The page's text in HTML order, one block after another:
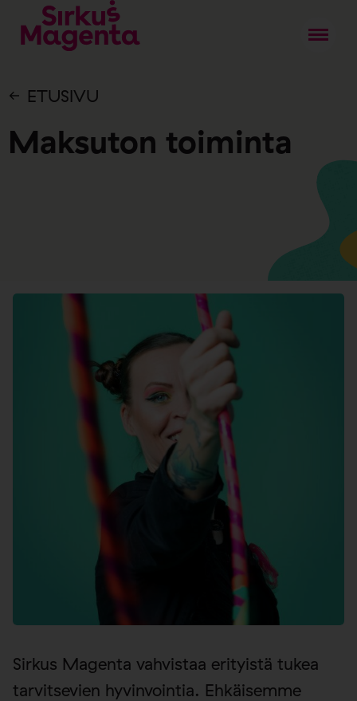
ETUSIVU
Maksuton toiminta
Sirkus Magenta vahvistaa erityistä tukea
tarvitsevien hyvinvointia. Ehkäisemme